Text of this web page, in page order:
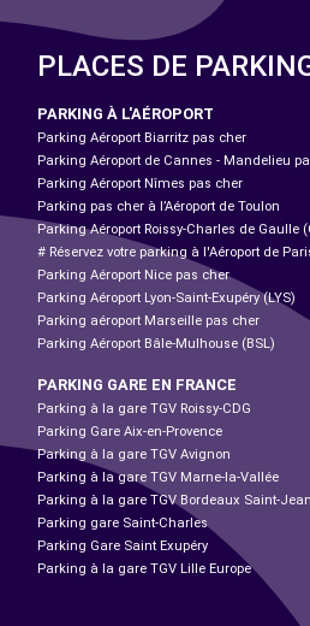
PLACES DE
PARKING À L'AÉROPORT
Parking Aéroport Biarritz pas cher
Parking Aéroport de Cannes - Mandelieu
Parking Aéroport Nîmes pas cher
Parking pas cher à l’Aéroport de Toulon
Parking Aéroport Roissy-Charles de Gaulle
# Réservez votre parking à l'Aéroport de
Parking Aéroport Nice pas cher
Parking Aéroport Lyon-Saint-Exupéry (LYS)
Parking aéroport Marseille pas cher
Parking Aéroport Bâle-Mulhouse (BSL)
PARKING GARE EN FRANCE
Parking à la gare TGV Roissy-CDG
Parking Gare Aix-en-Provence
Parking à la gare TGV Avignon
Parking à la gare TGV Marne-la-Vallée
Parking à la gare TGV Bordeaux Saint-Jean
Parking gare Saint-Charles
Parking Gare Saint Exupéry
Parking à la gare TGV Lille Europe